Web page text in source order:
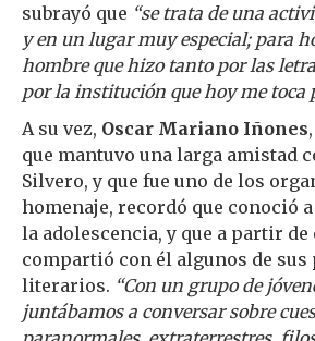
subrayó que “se trata de una
y en un lugar muy especial; para
hombre que hizo tanto por las
por la institución que hoy me toca
A su vez, Oscar Mariano Iñones
que mantuvo una larga amistad
Silvero, y que fue uno de los
homenaje, recordó que conoció
la adolescencia, y que a partir de
compartió con él algunos de sus
literarios. “Con un grupo de
juntábamos a conversar sobre